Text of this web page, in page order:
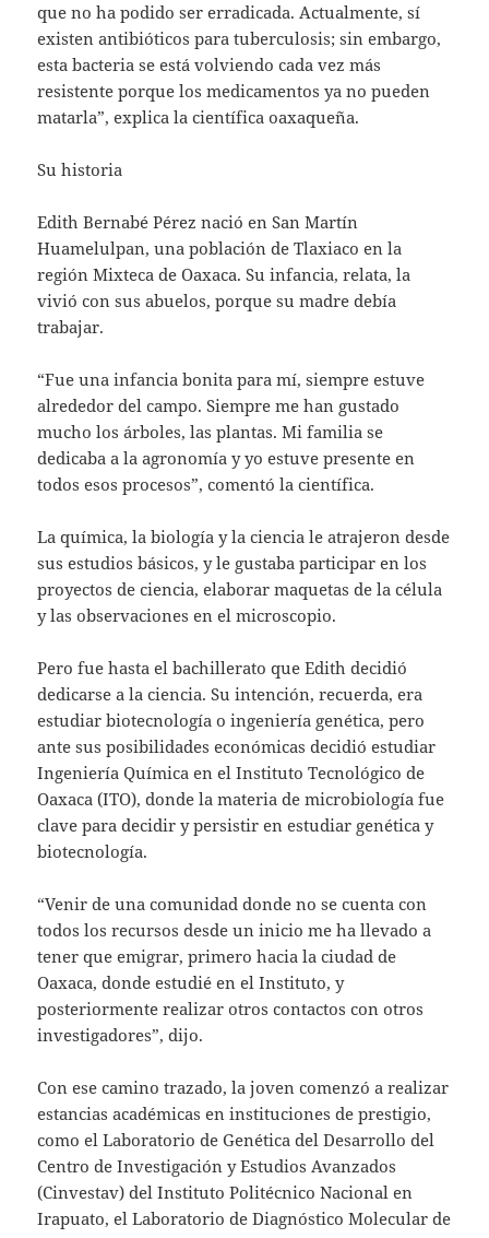
que no ha podido ser erradicada. Actualmente, sí
existen antibióticos para tuberculosis; sin embargo,
esta bacteria se está volviendo cada vez más
resistente porque los medicamentos ya no pueden
matarla”, explica la científica oaxaqueña.
Su historia
Edith Bernabé Pérez nació en San Martín
Huamelulpan, una población de Tlaxiaco en la
región Mixteca de Oaxaca. Su infancia, relata, la
vivió con sus abuelos, porque su madre debía
trabajar.
“Fue una infancia bonita para mí, siempre estuve
alrededor del campo. Siempre me han gustado
mucho los árboles, las plantas. Mi familia se
dedicaba a la agronomía y yo estuve presente en
todos esos procesos”, comentó la científica.
La química, la biología y la ciencia le atrajeron desde
sus estudios básicos, y le gustaba participar en los
proyectos de ciencia, elaborar maquetas de la célula
y las observaciones en el microscopio.
Pero fue hasta el bachillerato que Edith decidió
dedicarse a la ciencia. Su intención, recuerda, era
estudiar biotecnología o ingeniería genética, pero
ante sus posibilidades económicas decidió estudiar
Ingeniería Química en el Instituto Tecnológico de
Oaxaca (ITO), donde la materia de microbiología fue
clave para decidir y persistir en estudiar genética y
biotecnología.
“Venir de una comunidad donde no se cuenta con
todos los recursos desde un inicio me ha llevado a
tener que emigrar, primero hacia la ciudad de
Oaxaca, donde estudié en el Instituto, y
posteriormente realizar otros contactos con otros
investigadores”, dijo.
Con ese camino trazado, la joven comenzó a realizar
estancias académicas en instituciones de prestigio,
como el Laboratorio de Genética del Desarrollo del
Centro de Investigación y Estudios Avanzados
(Cinvestav) del Instituto Politécnico Nacional en
Irapuato, el Laboratorio de Diagnóstico Molecular de